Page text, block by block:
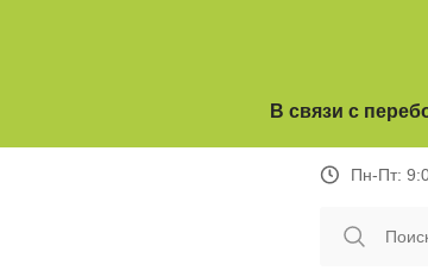
В связи с
Пн-Пт: